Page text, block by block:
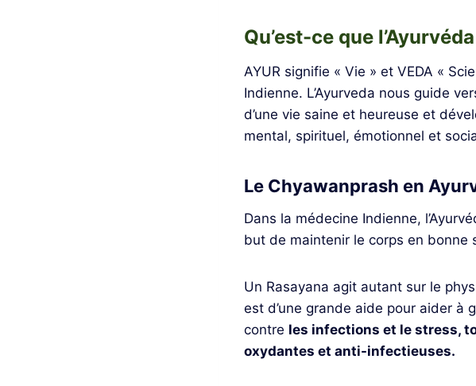
Qu’est-ce que
AYUR signifie « Vie » et VEDA «
Indienne. L’Ayurveda nous guide
d’une vie saine et heureuse et
mental, spirituel, émotionnel et
Le Chyawanprash en
Dans la médecine Indienne,
but de maintenir le corps en bonne
Un Rasayana agit autant sur le
est d’une grande aide pour aider à
contre les infections et le stress,
oxydantes et anti-infectieuses.